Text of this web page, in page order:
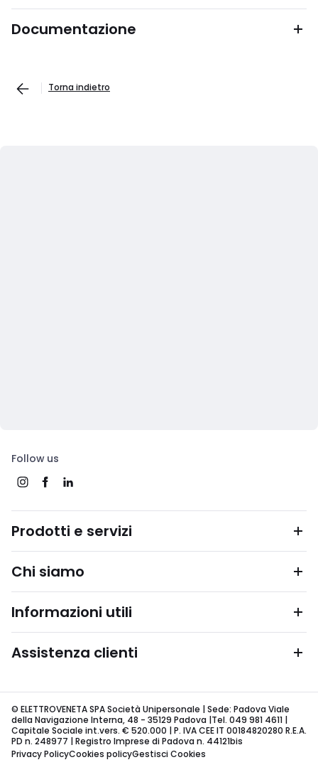
Documentazione
Torna indietro
Follow us
Prodotti e servizi
Chi siamo
Informazioni utili
Assistenza clienti
© ELETTROVENETA SPA Società Unipersonale | Sede: Padova Viale
della Navigazione Interna, 48 - 35129 Padova |Tel. 049 981 4611 |
Capitale Sociale int.vers. € 520.000 | P. IVA CEE IT 00184820280 R.E.A.
PD n. 248977 | Registro Imprese di Padova n. 44121bis
Privacy PolicyCookies policyGestisci Cookies